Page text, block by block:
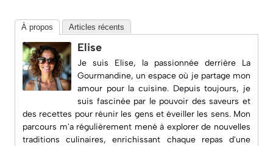
À propos Articles récents
Elise
Je suis Elise, la passionnée derrière La
Gourmandine, un espace où je partage mon
amour pour la cuisine. Depuis toujours, je
suis fascinée par le pouvoir des saveurs et
des recettes pour réunir les gens et éveiller les sens. Mon
parcours m'a régulièrement mené à explorer de nouvelles
traditions culinaires, enrichissant chaque repas d'une